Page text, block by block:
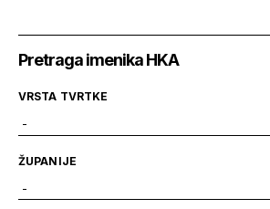
Pretraga imenika HKA
VRSTA TVRTKE
ŽUPANIJE